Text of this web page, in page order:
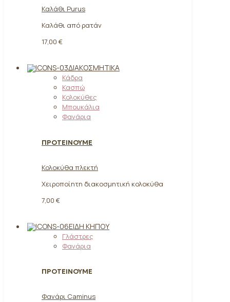
Καλάθι Purus
Καλάθι από ρατάν
17,00 €
ΔΙΑΚΟΣΜΗΤΙΚΆ
Κάδρα
Κασπώ
Κολοκύθες
Μπουκάλια
Φανάρια
ΠΡΟΤΕΙΝΟΥΜΕ
Κολοκύθα πλεκτή
Χειροποίητη διακοσμητική κολοκύθα
7,00 €
ΕΊΔΗ ΚΉΠΟΥ
Γλάστρες
Φανάρια
ΠΡΟΤΕΙΝΟΥΜΕ
Φανάρι Caminus